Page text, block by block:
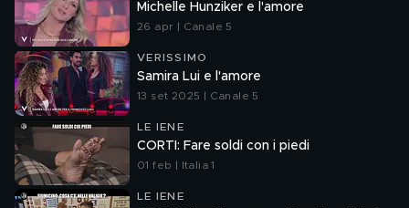
Michelle Hunziker e l'amore
26 apr | Canale 5
VERISSIMO
Samira Lui e l'amore
13 set 2025 | Canale 5
LE IENE
CORTI: Fare soldi con i piedi
01 feb | Italia 1
LE IENE